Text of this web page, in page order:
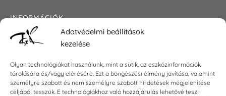
Adatvédelmi beállítások
kezelése
Olyan technológiákat használunk, mint a sütik, az eszközinformációk
tárolására és/vagy elérésére. Ezt a böngészési élmény javítása, valamint
személyre szabott és nem személyre szabott hirdetések megjelenítése
céljából tesszük. E technológiákhoz való hozzájárulás lehetővé teszi
INFORMÁCIÓK
Általános szerződési feltételek
Impresszum